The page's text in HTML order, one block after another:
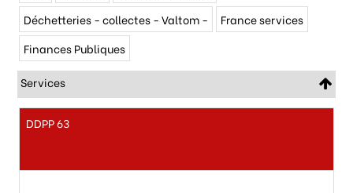
Déchetteries - collectes - Valtom -
France services
Finances Publiques
Services
DDPP 63